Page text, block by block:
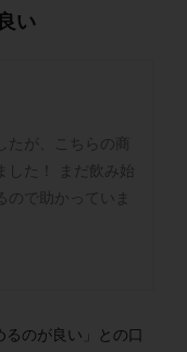
い
が、こちらの商
した！ まだ飲み始
で助かっていま
のが良い」との口